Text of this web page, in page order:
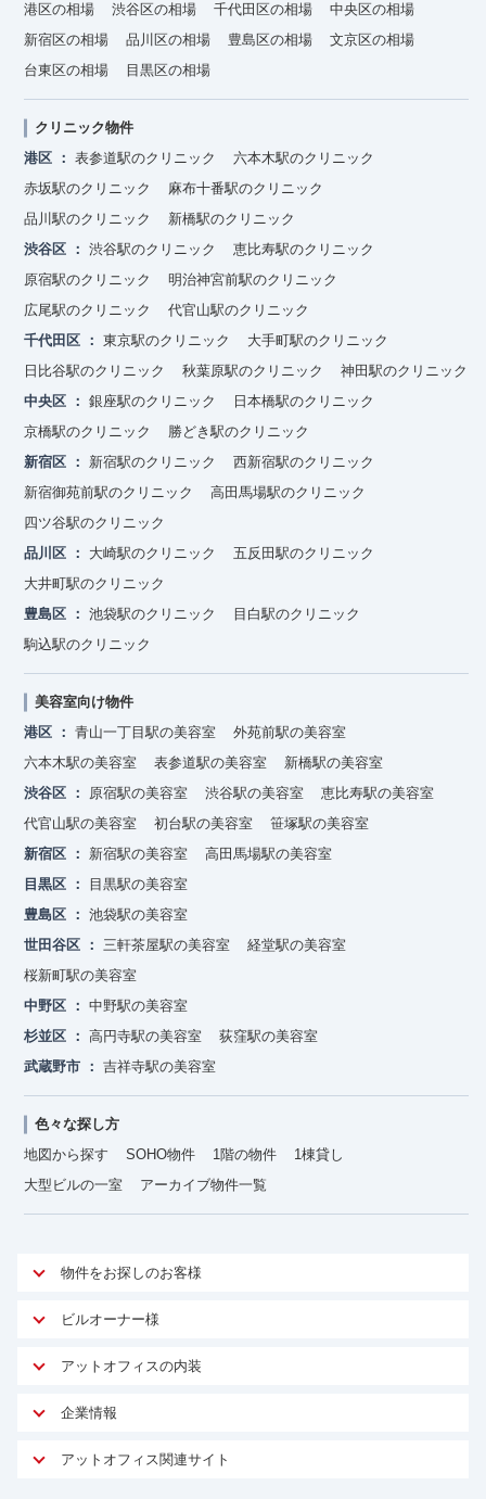
港区の相場
渋谷区の相場 千代田区の相場
中央区の相場
新宿区の相場
品川区の相場 豊島区の相場
文京区の相場
台東区の相場
目黒区の相場
クリニック物件
港区
表参道駅のクリニック
六本木駅のクリニック
赤坂駅のクリニック
麻布十番駅のクリニック
品川駅のクリニック
新橋駅のクリニック
渋谷区
渋谷駅のクリニック
恵比寿駅のクリニック
原宿駅のクリニック
明治神宮前駅のクリニック
広尾駅のクリニック
代官山駅のクリニック
千代田区
東京駅のクリニック
大手町駅のクリニック
日比谷駅のクリニック
秋葉原駅のクリニック
神田駅のクリニック
中央区
銀座駅のクリニック
日本橋駅のクリニック
京橋駅のクリニック
勝どき駅のクリニック
新宿区
新宿駅のクリニック
西新宿駅のクリニック
新宿御苑前駅のクリニック
高田馬場駅のクリニック
四ツ谷駅のクリニック
品川区
大崎駅のクリニック
五反田駅のクリニック
大井町駅のクリニック
豊島区
池袋駅のクリニック
目白駅のクリニック
駒込駅のクリニック
美容室向け物件
港区
青山一丁目駅の美容室
外苑前駅の美容室
六本木駅の美容室
表参道駅の美容室
新橋駅の美容室
渋谷区
原宿駅の美容室 渋谷駅の美容室
恵比寿駅の美容室
代官山駅の美容室
初台駅の美容室
笹塚駅の美容室
新宿区
新宿駅の美容室
高田馬場駅の美容室
目黒区
目黒駅の美容室
豊島区
池袋駅の美容室
世田谷区
三軒茶屋駅の美容室
経堂駅の美容室
桜新町駅の美容室
中野区
中野駅の美容室
杉並区
高円寺駅の美容室
荻窪駅の美容室
武蔵野市
吉祥寺駅の美容室
色々な探し方
地図から探す
SOHO物件 1階の物件
1棟貸し
大型ビルの一室
アーカイブ物件一覧
物件をお探しのお客様
アットオフィスが選ばれる理由
ご契約者様インタビュー
オフィスお役立ちコラム
ビルオーナー様
オーナー様向けサービス
マイソク作成
物件情報から成約賃料を予測
アットオフィスの内装
サービス内容
内装に関するよくある質問
企業情報
アットオフィス関連サイト